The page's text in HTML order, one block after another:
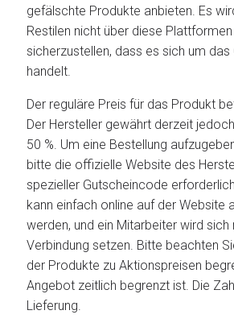
gefälschte Produkte anbieten. Es
Restilen nicht über diese
sicherzustellen, dass es sich um das
handelt.
Der reguläre Preis für das Produkt
Der Hersteller gewährt derzeit
50 %. Um eine Bestellung
bitte die offizielle Website des
spezieller Gutscheincode
kann einfach online auf der Website
werden, und ein Mitarbeiter wird sich
Verbindung setzen. Bitte beachten
der Produkte zu Aktionspreisen
Angebot zeitlich begrenzt ist. Die
Lieferung.